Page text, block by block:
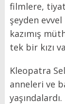
filmlere,
şeyden
kazımış
tek bir kızı
Kleopatra
anneleri ve
yaşındalardı.